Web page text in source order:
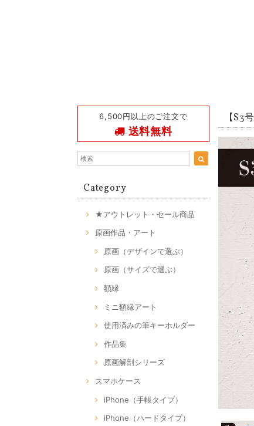
6,500円以上のご注文で
送料無料
Category
★アウトレット・セール商品
原画作品・アート
原画（デザインで選ぶ）
原画（サイズで選ぶ）
額縁
ミニ額縁アート
使用済みの筆キーホルダー
作品集
原画解剖シリーズ
スマホケース
iPhone（手帳タイプ）
iPhone（ハードタイプ）
【S3